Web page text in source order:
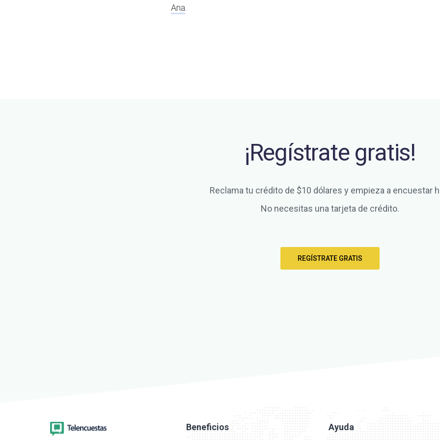
Ana
¡Regístrate gratis!
Reclama tu crédito de $10 dólares y empieza a encuestar
No necesitas una tarjeta de crédito.
REGÍSTRATE GRATIS
Beneficios Ayuda